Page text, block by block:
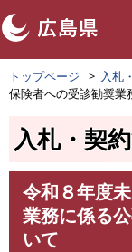
ペ
ー
ジ
トップページ 入札
保険者への受診勧奨業
入札・契
令和８年度
業務に係る
いて